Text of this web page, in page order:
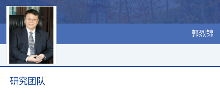
个人主页
郭烈锦
研究团队